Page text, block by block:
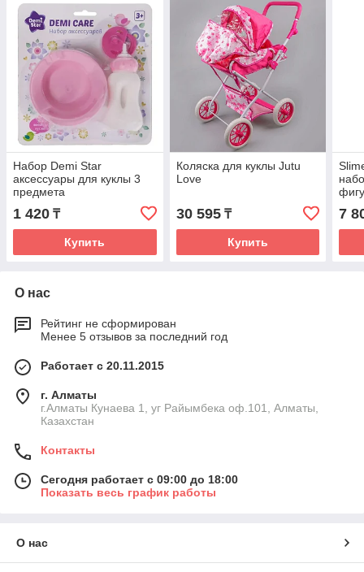
Набор Demi Star
аксессуары для куклы 3
предмета
1 420 ₸
Купить
Коляска для куклы Jutu
Love
30 595₸
Купить
7
О нас
Рейтинг не сформирован
Менее 5 отзывов за последний год
Работает с 20.11.2015
г. Алматы
г.Алматы Кунаева 1, уг Райымбека оф.101, Алматы,
Казахстан
Контакты
Сегодня работает с 09:00 до 18:00
Показать весь график работы
О нас